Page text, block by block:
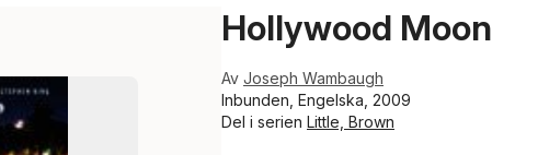
Hollywood Moon
Av Joseph Wambaugh
Inbunden, Engelska, 2009
Del i serien Little, Brown